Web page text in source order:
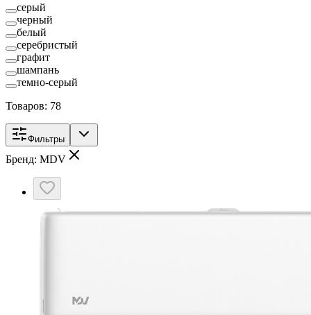
серый
черный
белый
серебристый
графит
шампань
темно-серый
Товаров: 78
Фильтры
Бренд: MDV